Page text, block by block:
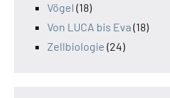
Vögel (18)
Von LUCA bis Eva (18)
Zellbiologie (24)